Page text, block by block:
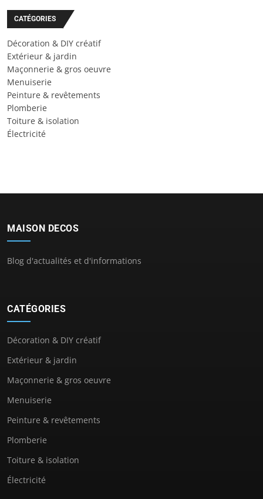
CATÉGORIES
Décoration & DIY créatif
Extérieur & jardin
Maçonnerie & gros oeuvre
Menuiserie
Peinture & revêtements
Plomberie
Toiture & isolation
Électricité
MAISON DECOS
Blog d'actualités et d'informations
CATÉGORIES
Décoration & DIY créatif
Extérieur & jardin
Maçonnerie & gros oeuvre
Menuiserie
Peinture & revêtements
Plomberie
Toiture & isolation
Électricité